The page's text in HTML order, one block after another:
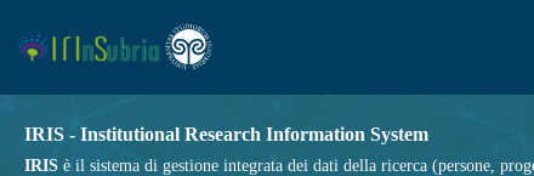
IRIS - Institutional Research Information System
IRIS è il sistema di gestione integrata dei dati della ricerca (persone,